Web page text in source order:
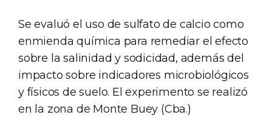
Se evaluó el uso de sulfato de calcio como
enmienda química para remediar el efecto
sobre la salinidad y sodicidad, además del
impacto sobre indicadores microbiológicos
y físicos de suelo. El experimento se realizó
en la zona de Monte Buey (Cba.)